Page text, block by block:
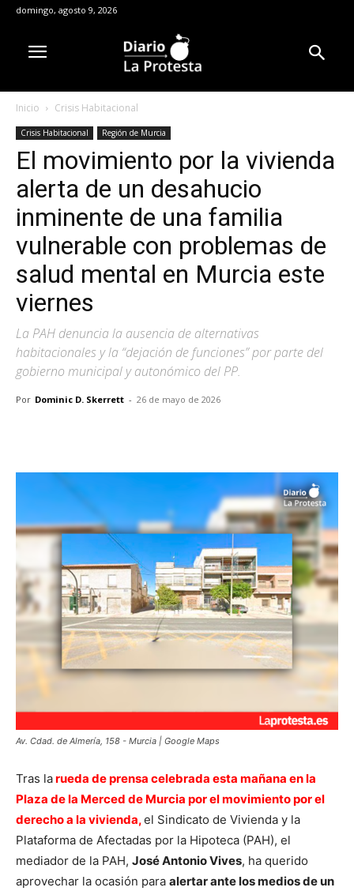
domingo, agosto 9, 2026
Inicio Crisis Habitacional
Crisis Habitacional Región de Murcia
El movimiento por la vivienda
alerta de un desahucio
inminente de una familia
vulnerable con problemas de
salud mental en Murcia este
viernes
La PAH denuncia la ausencia de alternativas
habitacionales y la “dejación de funciones” por parte del
gobierno municipal y autonómico del PP.
Por Dominic D. Skerrett - 26 de mayo de 2026
Av. Cdad. de Almería, 158 - Murcia | Google Maps
Tras larueda de prensa celebrada esta mañana en la
Plaza de la Merced de Murcia por el movimiento por el
derecho a la vivienda,el Sindicato de Vivienda y la
Plataforma de Afectadas por la Hipoteca (PAH), el
mediador de la PAH, José Antonio Vives, ha querido
aprovechar la ocasión para alertar ante los medios de un